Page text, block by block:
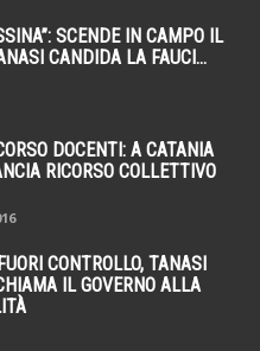
SCENDE IN CAMPO IL
CANDIDA LA FAUCI...
DOCENTI: A CATANIA
RICORSO COLLETTIVO
CONTROLLO, TANASI
IL GOVERNO ALLA